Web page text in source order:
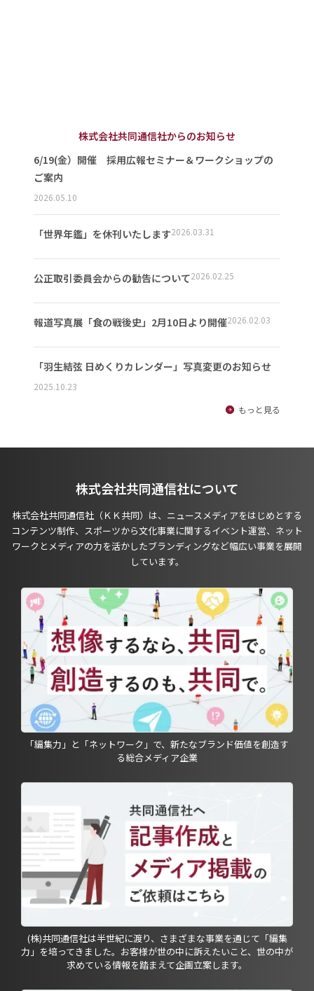
株式会社共同通信社からのお知らせ
6/19(金）開催 採用広報セミナー＆ワークショップの
ご案内
2026.05.10
「世界年鑑」を休刊いたします2026.03.31
公正取引委員会からの勧告について2026.02.25
報道写真展「食の戦後史」2月10日より開催2026.02.03
「羽生結弦 日めくりカレンダー」写真変更のお知らせ
2025.10.23
もっと見る
株式会社共同通信社について
株式会社共同通信社（ＫＫ共同）は、ニュースメディアをはじめとする
コンテンツ制作、スポーツから文化事業に関するイベント運営、ネット
ワークとメディアの力を活かしたブランディングなど幅広い事業を展開
しています。
「編集力」と「ネットワーク」で、新たなブランド価値を創造す
る総合メディア企業
(株)共同通信社は半世紀に渡り、さまざまな事業を通じて「編集
力」を培ってきました。お客様が世の中に訴えたいこと、世の中が
求めている情報を踏まえて企画立案します。